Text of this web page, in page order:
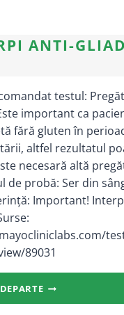
ANTI-
testul:
important ca
fără gluten în
altfel rezultatul
necesară altă
de probă: Ser din
Important!
89031
ANTICORPI